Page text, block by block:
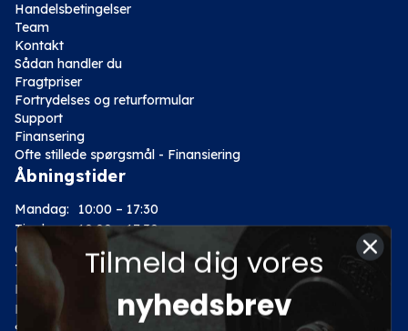
Handelsbetingelser
Team
Kontakt
Sådan handler du
Fragtpriser
Fortrydelses og returformular
Support
Finansering
Ofte stillede spørgsmål - Finansiering
Åbningstider
Mandag:
10:00 – 17:30
Tirsdag: 10:00 – 17:30
Onsdag:
10:00 – 17:30
Torsdag:
10:00 – 17:30
Fredag:
10:00 – 17:30
Lørdag:
10:00 – 14:00
Tilmeld dig vores
nyhedsbrev